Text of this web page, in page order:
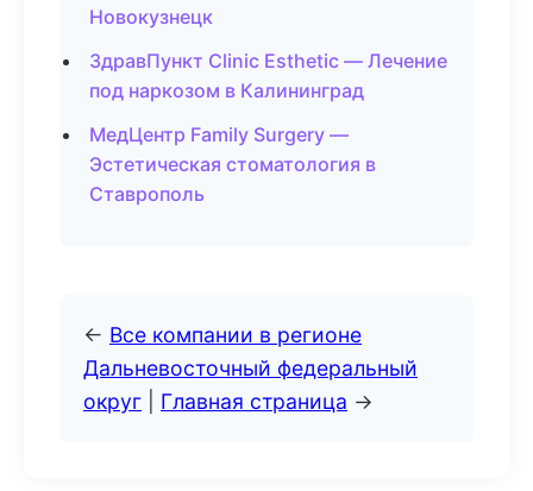
Новокузнецк
ЗдравПункт Clinic Esthetic — Лечение
под наркозом в Калининград
МедЦентр Family Surgery —
Эстетическая стоматология в
Ставрополь
← Все компании в регионе
Дальневосточный федеральный
округ
Главная страница →